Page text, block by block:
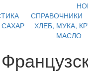
СПРАВОЧНИКИ
САХАР
ХЛЕБ, МУКА,
МАСЛО